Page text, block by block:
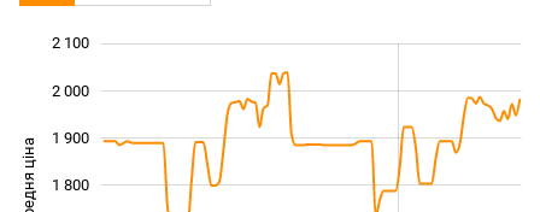
Середня ціна 1 500
1 800
1 900
2 000
2 100